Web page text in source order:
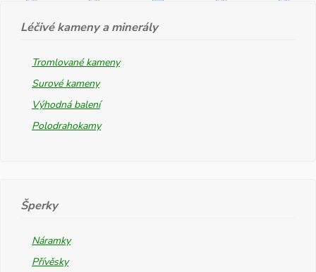
Léčivé kameny a minerály
Tromlované kameny
Surové kameny
Výhodná balení
Polodrahokamy
Šperky
Náramky
Přívěsky